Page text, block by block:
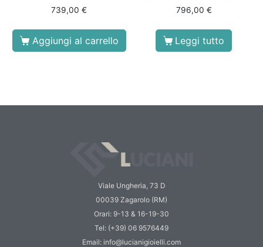
739,00€
Aggiungi al carrello
796,00 €
Leggi tutto
Viale Ungheria, 73 D
00039 Zagarolo (RM)
Orari: 9-13 & 16-19-30
Tel: (+39) 06 9576449
Email: info@lucianigioielli.com